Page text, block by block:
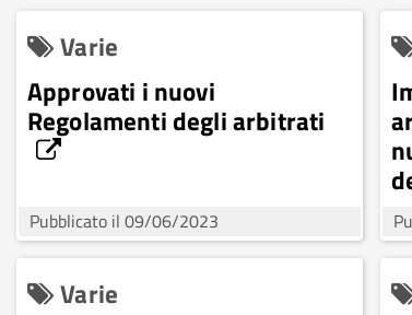
Varie
Approvati i nuovi
Regolamenti degli arbitrati
Pubblicato il 09/06/2023
Varie